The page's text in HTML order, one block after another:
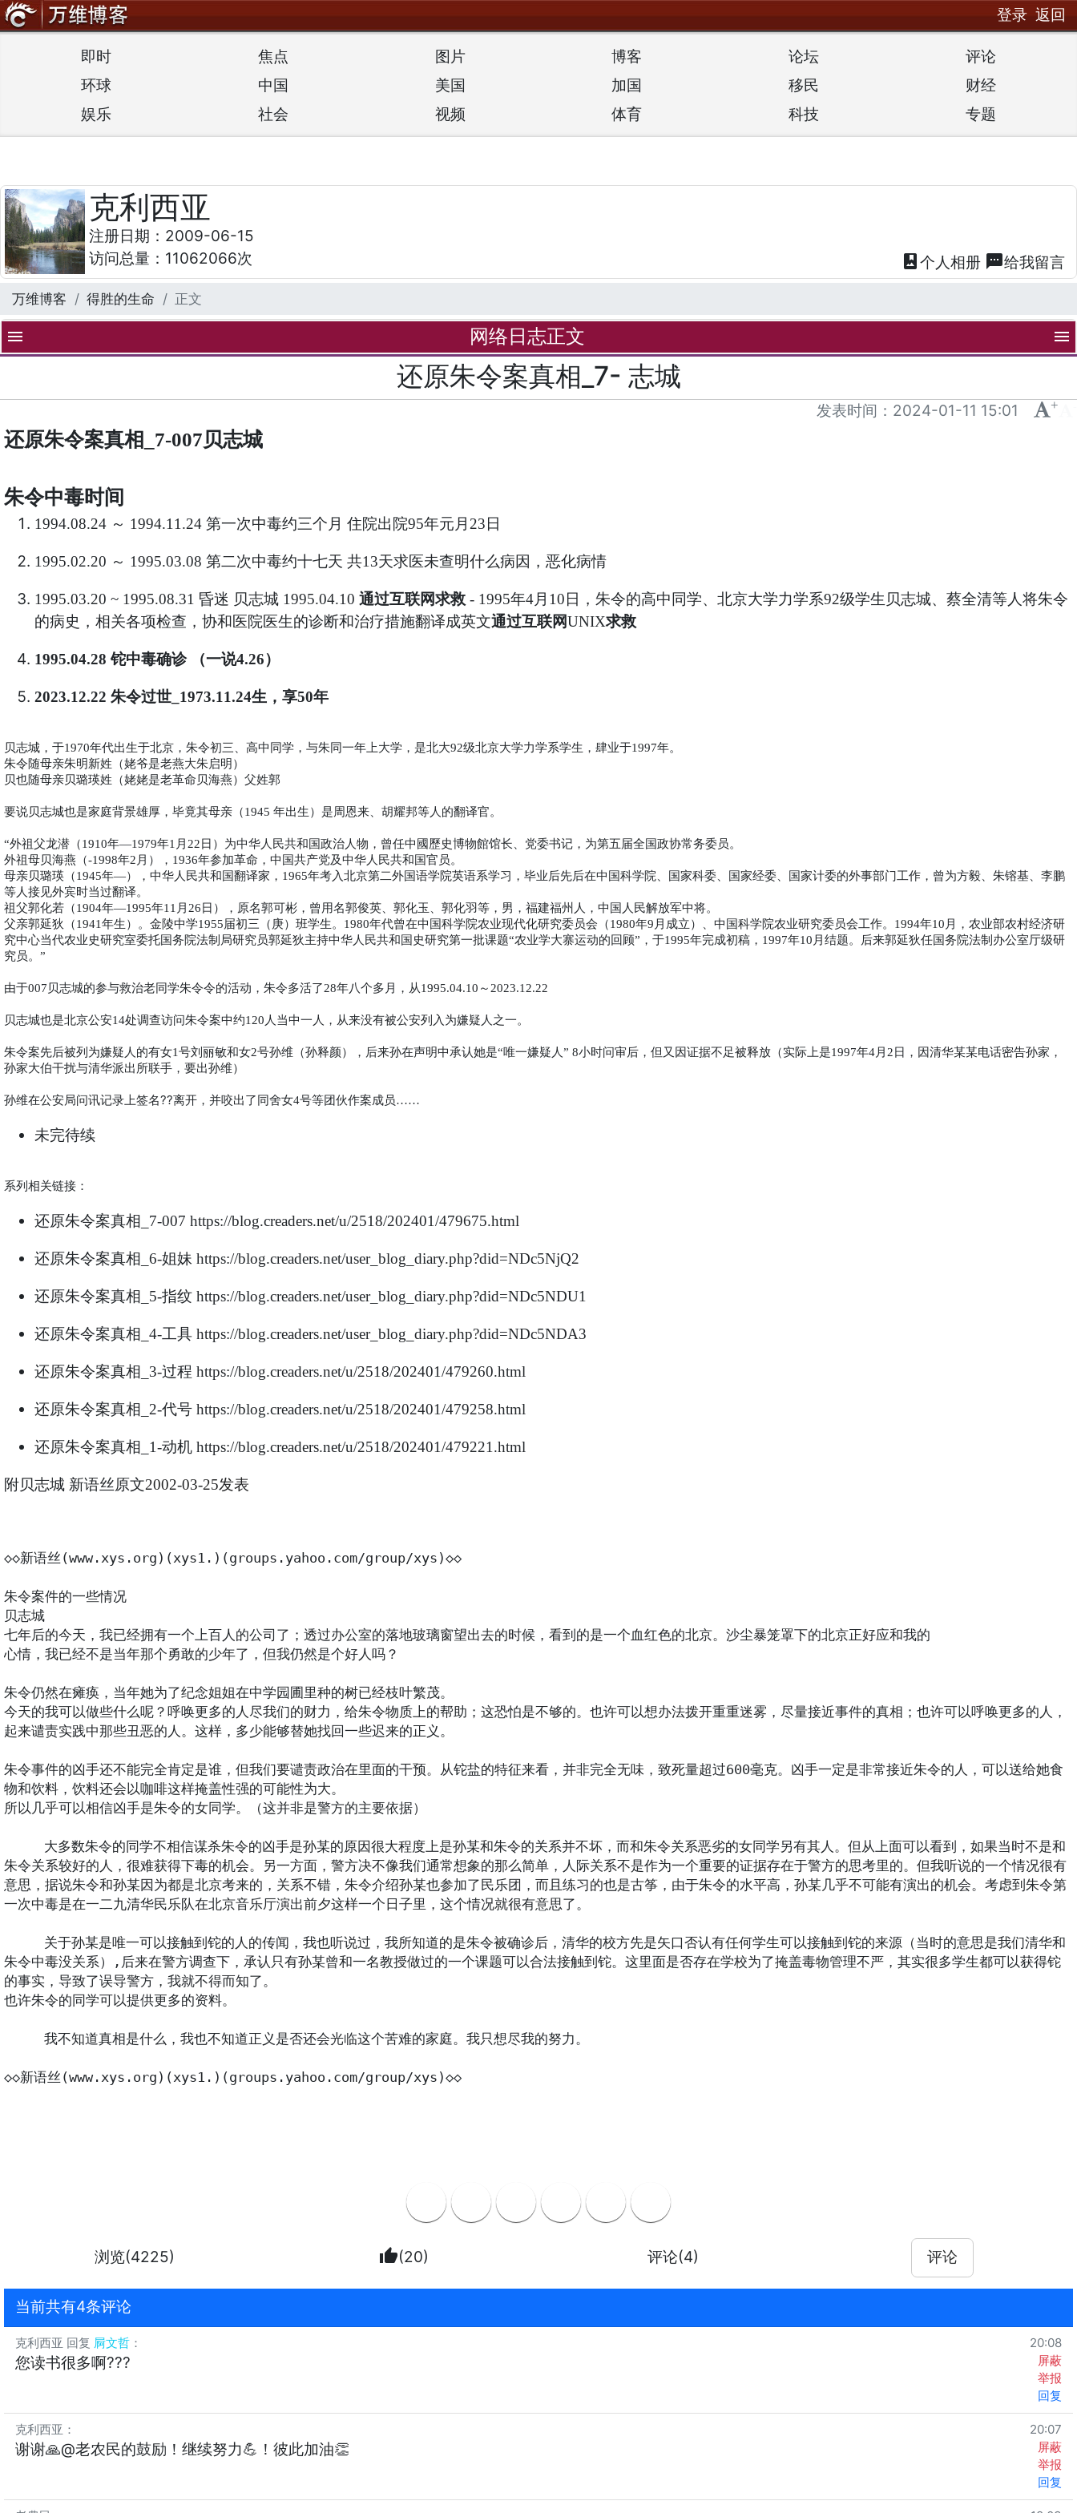
登录 返回
即时 焦点 图片 博客 论坛
评论
环球
中国 美国 加国 移民
财经
娱乐
社会 视频 体育 科技 专题
克利西亚
注册日期：2009-06-15
访问总量：11062066次
photo_album 个人相册 textsms给我留言
万维博客 得胜的生命 正文
menu 网络日志正文 menu
还原朱令案真相_7- 志城
发表时间： 2024-01-11 15:01 +
还原朱令案真相 _7-007贝志城
朱令中毒时间
1994.08.24 ～ 1994.11.24 第一次中毒约三个月 住院出院95年元月23日
1995.02.20 ～ 1995.03.08 第二次中毒约十七天 共13天求医未查明什么病因，恶化病情
1995.03.20 ~ 1995.08.31 昏迷 贝志城1995.04.10 通过互联网求救- 1995年4月 10日，朱令的高中同学、北京大学力学系92级学生 贝志城、蔡全清等人将朱令
的病史，相关各项检查，协和医院医生的诊断和治疗措施翻译成英文通过互联网UNIX求救
1995.04.28铊中毒确诊 （一说4.26）
2023.12.22 朱令过世_1973.11.24生，享50年
贝志城，于1970年代出生于北京，朱令初三、高中同学，与朱同一年上大学，是北大92级北京大学力学系学生，肆业于1997年。
朱令随母亲朱明新姓（姥爷是老燕大朱启明）
贝也随母亲贝璐瑛姓（姥姥是老革命贝海燕）父姓郭
要说贝志城也是家庭背景雄厚，毕竟其母亲（1945 年出生）是周恩来、胡耀邦等人的翻译官。
“外祖父龙潜（1910年—1979年1月22日）为中华人民共和国政治人物，曾任中國歷史博物館馆长、党委书记，为第五届全国政协常务委员。
外祖母贝海燕 （-1998年2月）， 1936年参加革命， 中国共产党及中华人民共和国官员。
母亲贝璐瑛（1945年—）， 中华人民共和国翻译家， 1965年考入北京第二外国语学院英语系学习，毕业后先后在中国科学院、 国家科委、 国家经委、国家计委的外事部门工作，曾为方毅、 朱镕基、 李鹏
等人接见外宾时当过翻译。
祖父郭化若（1904年—1995年11月26日），原名郭可彬，曾用名郭俊英、郭化玉、郭化羽等，男，福建福州人，中国人民解放军中将。
父亲郭延狄（1941年生）。金陵中学1955届初三（庚）班学生。 1980年代曾在中国科学院农业现代化研究委员会（1980年9月成立）、中国科学院农业研究委员会工作。 1994年10月，农业部农村经济研
究中心当代农业史研究室委托国务院法制局研究员郭延狄主持中华人民共和国史研究第一批课题“农业学大寨运动的回顾” ，于1995年完成初稿， 1997年10月结题。后来郭延狄任国务院法制办公室厅级研
究员。
”
由于007贝志城的参与救治老同学朱令令的活动，朱令多活了28年八个多月，从1995.04.10 ～2023.12.22
贝志城也是北京公安14处调查访问朱令案中约120人当中一人，从来没有被公安列入为嫌疑人之一。
朱令案先后被列为嫌疑人的有女1号刘丽敏和女2号孙维（孙释颜），后来孙在声明中承认她是“唯一嫌疑人” 8小时问审后，但又因证据不足被释放（实际上是1997年4月2日，因清华某某电话密告孙家，
孙家大伯干扰与清华派出所联手，要出孙维）
孙维在公安局问讯记录上签名??离开，并咬出了同舍女4号等团伙作案成员……
未完待续
系列相关链接：
还原朱令案真相 _7-007 https://blog.creaders.net/u/2518/202401/479675.html
还原朱令案真相 _6-姐妹 https://blog.creaders.net/user_blog_diary.php?did=NDc5NjQ2
还原朱令案真相 _5-指纹 https://blog.creaders.net/user_blog_diary.php?did=NDc5NDU1
还原朱令案真相 _4-工具 https://blog.creaders.net/user_blog_diary.php?did=NDc5NDA3
还原朱令案真相 _3-过程 https://blog.creaders.net/u/2518/202401/479260.html
还原朱令案真相 _2-代号 https://blog.creaders.net/u/2518/202401/479258.html
还原朱令案真相 _1-动机 https://blog.creaders.net/u/2518/202401/479221.html
附贝志城 新语丝原文2002-03-25发表
◇◇新语丝(www.xys.org)(xys1.)(groups.yahoo.com/group/xys)◇◇
朱令案件的一些情况
贝志城
七年后的今天，我已经拥有一个上百人的公司了；透过办公室的落地玻璃窗望出去的时候，看到的是一个血红色的北京。沙尘暴笼罩下的北京正好应和我的
心情，我已经不是当年那个勇敢的少年了，但我仍然是个好人吗？
朱令仍然在瘫痪，当年她为了纪念姐姐在中学园圃里种的树已经枝叶繁茂。
今天的我可以做些什么呢？呼唤更多的人尽我们的财力，给朱令物质上的帮助；这恐怕是不够的。也许可以想办法拨开重重迷雾，尽量接近事件的真相；也许可以呼唤更多的人，
起来谴责实践中那些丑恶的人。这样，多少能够替她找回一些迟来的正义。
朱令事件的凶手还不能完全肯定是谁，但我们要谴责政治在里面的干预。从铊盐的特征来看，并非完全无味，致死量超过600毫克。凶手一定是非常接近朱令的人，可以送给她食
物和饮料，饮料还会以咖啡这样掩盖性强的可能性为大。
所以几乎可以相信凶手是朱令的女同学。（这并非是警方的主要依据）
大多数朱令的同学不相信谋杀朱令的凶手是孙某的原因很大程度上是孙某和朱令的关系并不坏，而和朱令关系恶劣的女同学另有其人。但从上面可以看到，如果当时不是和
朱令关系较好的人，很难获得下毒的机会。另一方面，警方决不像我们通常想象的那么简单，人际关系不是作为一个重要的证据存在于警方的思考里的。但我听说的一个情况很有
意思，据说朱令和孙某因为都是北京考来的，关系不错，朱令介绍孙某也参加了民乐团，而且练习的也是古筝，由于朱令的水平高，孙某几乎不可能有演出的机会。考虑到朱令第
一次中毒是在一二九清华民乐队在北京音乐厅演出前夕这样一个日子里，这个情况就很有意思了。
关于孙某是唯一可以接触到铊的人的传闻，我也听说过，我所知道的是朱令被确诊后，清华的校方先是矢口否认有任何学生可以接触到铊的来源（当时的意思是我们清华和
朱令中毒没关系）,后来在警方调查下，承认只有孙某曾和一名教授做过的一个课题可以合法接触到铊。这里面是否存在学校为了掩盖毒物管理不严，其实很多学生都可以获得铊
的事实，导致了误导警方，我就不得而知了。
也许朱令的同学可以提供更多的资料。
我不知道真相是什么，我也不知道正义是否还会光临这个苦难的家庭。我只想尽我的努力。
◇◇新语丝(www.xys.org)(xys1.)(groups.yahoo.com/group/xys)◇◇
浏览(4225) thumb_up(20) 评论(4) 评论
当前共有4条评论
克利西亚 回复 屙文哲 ： 20:08
您读书很多啊???
屏蔽
举报
回复
克利西亚 ： 20:07
谢谢🙏@老农民的鼓励！继续努力💪！彼此加油👏
屏蔽
举报
回复